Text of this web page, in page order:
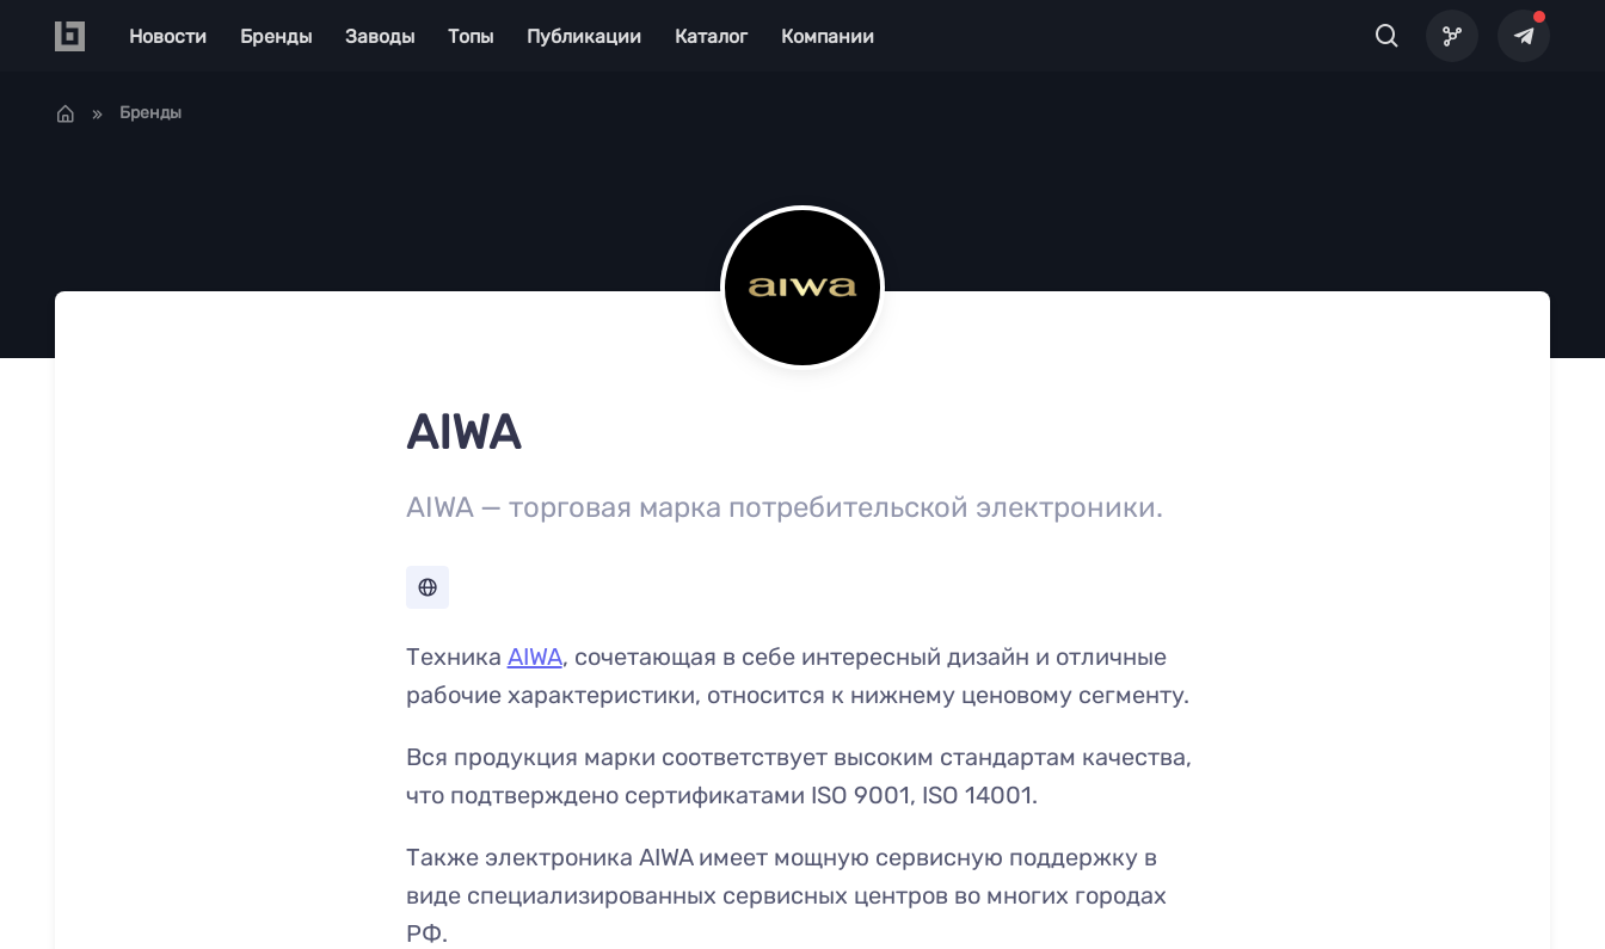
Main navigation
Новости Бренды Заводы Топы Публикации Каталог Компании
Бренды
AIWA
AIWA — торговая марка потребительской электроники.
Техника AIWA, сочетающая в себе интересный дизайн и отличные
рабочие характеристики, относится к нижнему ценовому сегменту.
Вся продукция марки соответствует высоким стандартам качества,
что подтверждено сертификатами ISO 9001, ISO 14001.
Также электроника AIWA имеет мощную сервисную поддержку в
виде специализированных сервисных центров во многих городах
РФ.